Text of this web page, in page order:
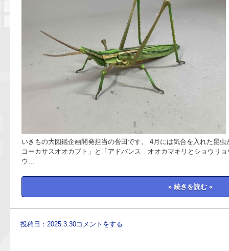
いきもの大図鑑企画開発担当の誉田です。 4月には気合を入れた昆
コーカサスオオカブト」と「アドバンス オオカマキリとショウリ
ウ…
» 続きを読む «
投稿日：2025.3.30コメントをする